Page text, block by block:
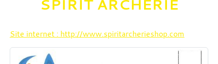
SPIRIT ARCHERIE
Site internet : http://www.spiritarcherieshop.com